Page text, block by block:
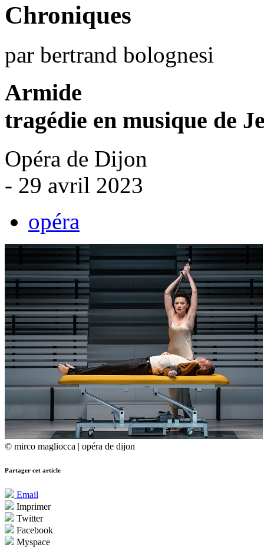
Chroniques
par bertrand bolognesi
Armide
tragédie en musique de
Opéra de Dijon
- 29 avril 2023
opéra
© mirco magliocca | opéra de dijon
Partager cet article
Email
Imprimer
Twitter
Facebook
Myspace